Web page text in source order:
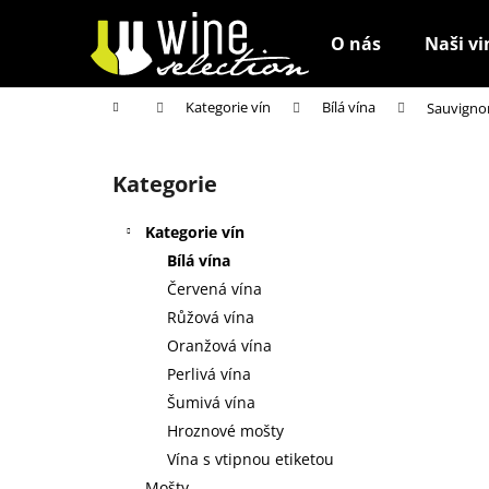
O nás Naši
Domů Kategorie vín Bílá vína
Přeskočit
kategorie
Kategorie
Kategorie vín
Bílá vína
Červená vína
Růžová vína
Oranžová vína
Perlivá vína
Šumivá vína
Hroznové mošty
Vína s vtipnou etiketou
í
Zpět
do
Zpět
do